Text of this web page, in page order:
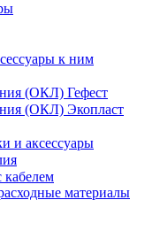
к ним
(ОКЛ) Гефест
(ОКЛ) Экопласт
и аксессуары
материалы